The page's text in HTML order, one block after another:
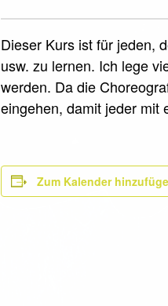
Dieser Kurs ist für jeden,
usw. zu lernen. Ich lege
werden. Da die
eingehen, damit jeder mit
Zum Kalender